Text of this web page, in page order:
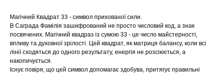
Магічний Квадрат 33 - символ прихованої сили.
В Саграда Фамілія зашифрований не просто числовий код, а знак
посвячених. Магічний квадраз із сумою 33 - це число майстерності,
впливу та духовної зрілості. Цей квадрат, як матриця балансу, коли всі
лінії сходяться до одного результату, енергія не розсіюється, а
накопичується.
Існує повіря, що цей символ допомагає здобува, притягує правильні